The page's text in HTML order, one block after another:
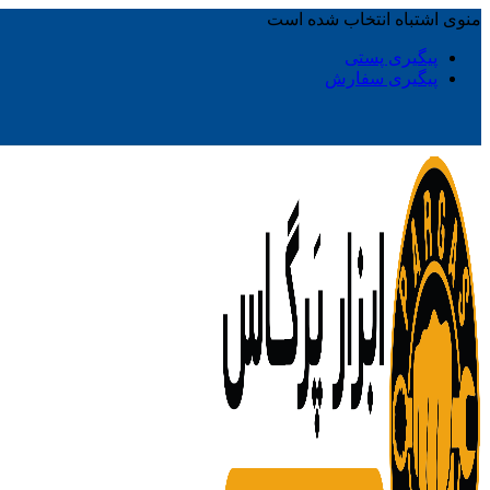
منوی اشتباه انتخاب شده است
پیگیری پستی
پیگیری سفارش